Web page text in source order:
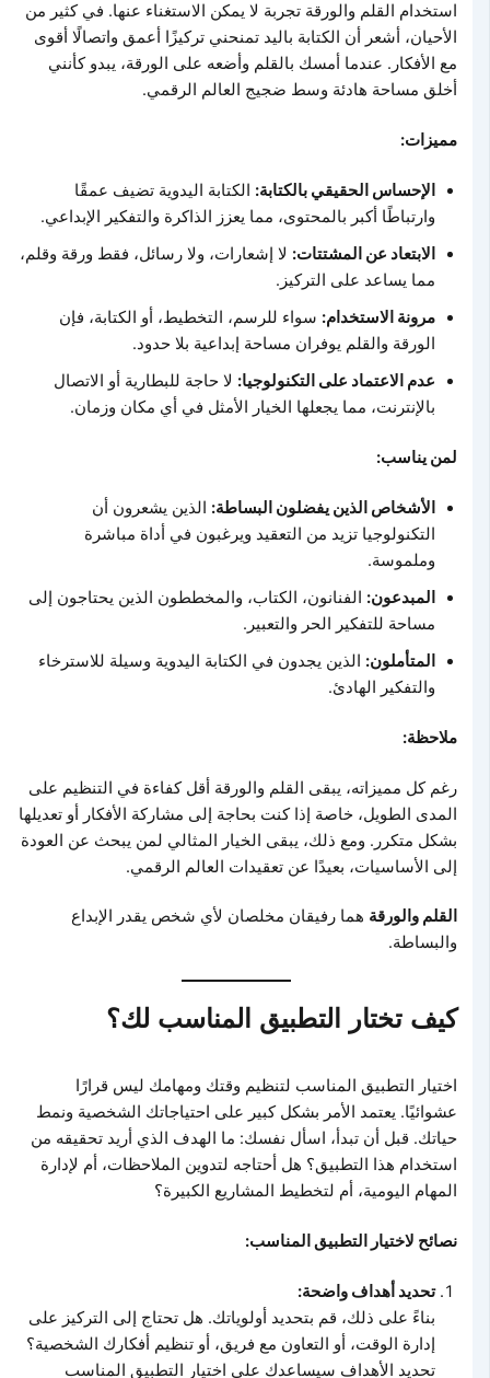
استخدام القلم والورقة تجربة لا يمكن الاستغناء عنها. في كثير من
الأحيان، أشعر أن الكتابة باليد تمنحني تركيزًا أعمق واتصالًا أقوى
مع الأفكار. عندما أمسك بالقلم وأضعه على الورقة، يبدو كأنني
أخلق مساحة هادئة وسط ضجيج العالم الرقمي.
مميزات:
الإحساس الحقيقي بالكتابة:الكتابة اليدوية تضيف عمقًا
وارتباطًا أكبر بالمحتوى، مما يعزز الذاكرة والتفكير الإبداعي.
الابتعاد عن المشتتات:لا إشعارات، ولا رسائل، فقط ورقة وقلم،
مما يساعد على التركيز.
مرونة الاستخدام:سواء للرسم، التخطيط، أو الكتابة، فإن
الورقة والقلم يوفران مساحة إبداعية بلا حدود.
عدم الاعتماد على التكنولوجيا:لا حاجة للبطارية أو الاتصال
بالإنترنت، مما يجعلها الخيار الأمثل في أي مكان وزمان.
لمن يناسب:
الأشخاص الذين يفضلون البساطة:الذين يشعرون أن
التكنولوجيا تزيد من التعقيد ويرغبون في أداة مباشرة
وملموسة.
المبدعون:الفنانون، الكتاب، والمخططون الذين يحتاجون إلى
مساحة للتفكير الحر والتعبير.
المتأملون:الذين يجدون في الكتابة اليدوية وسيلة للاسترخاء
والتفكير الهادئ.
ملاحظة:
رغم كل مميزاته، يبقى القلم والورقة أقل كفاءة في التنظيم على
المدى الطويل، خاصة إذا كنت بحاجة إلى مشاركة الأفكار أو تعديلها
بشكل متكرر. ومع ذلك، يبقى الخيار المثالي لمن يبحث عن العودة
إلى الأساسيات، بعيدًا عن تعقيدات العالم الرقمي.
القلم والورقةهما رفيقان مخلصان لأي شخص يقدر الإبداع
والبساطة.
كيف تختار التطبيق المناسب لك؟
اختيار التطبيق المناسب لتنظيم وقتك ومهامك ليس قرارًا
عشوائيًا. يعتمد الأمر بشكل كبير على احتياجاتك الشخصية ونمط
حياتك. قبل أن تبدأ، اسأل نفسك: ما الهدف الذي أريد تحقيقه من
استخدام هذا التطبيق؟ هل أحتاجه لتدوين الملاحظات، أم لإدارة
المهام اليومية، أم لتخطيط المشاريع الكبيرة؟
نصائح لاختيار التطبيق المناسب:
تحديد أهداف واضحة:
بناءً على ذلك، قم بتحديد أولوياتك. هل تحتاج إلى التركيز على
إدارة الوقت، أو التعاون مع فريق، أو تنظيم أفكارك الشخصية؟
تحديد الأهداف سيساعدك على اختيار التطبيق المناسب